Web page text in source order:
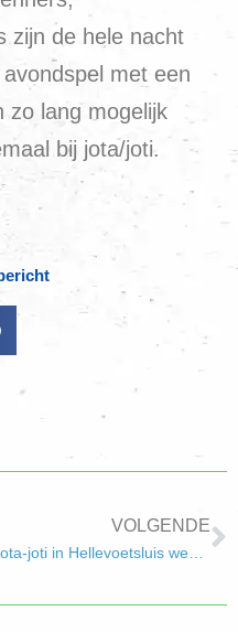
zijn de hele nacht
met een
zo lang mogelijk
bij jota/joti.
VOLGENDE